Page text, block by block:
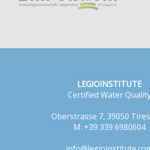
LEGIOINSTITUTE
Certified Water
Oberstrasse 7, 39050
M. +39 339 6980604